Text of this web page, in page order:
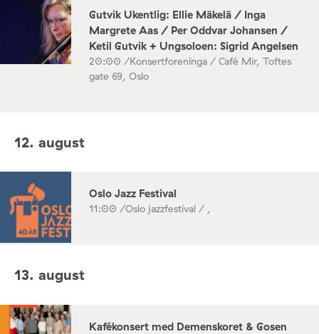
Gutvik Ukentlig: Ellie Mäkelä / Inga
Margrete Aas / Per Oddvar Johansen /
Ketil Gutvik + Ungsoloen: Sigrid Angelsen
20:00 /Konsertforeninga / Café Mir, Toftes
gate 69, Oslo
12. august
Oslo Jazz Festival
11:00 /Oslo jazzfestival / ,
13. august
Kafékonsert med Demenskoret & Gosen